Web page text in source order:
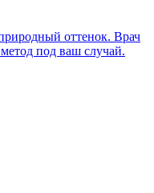
оттенок. Врач
под ваш случай.